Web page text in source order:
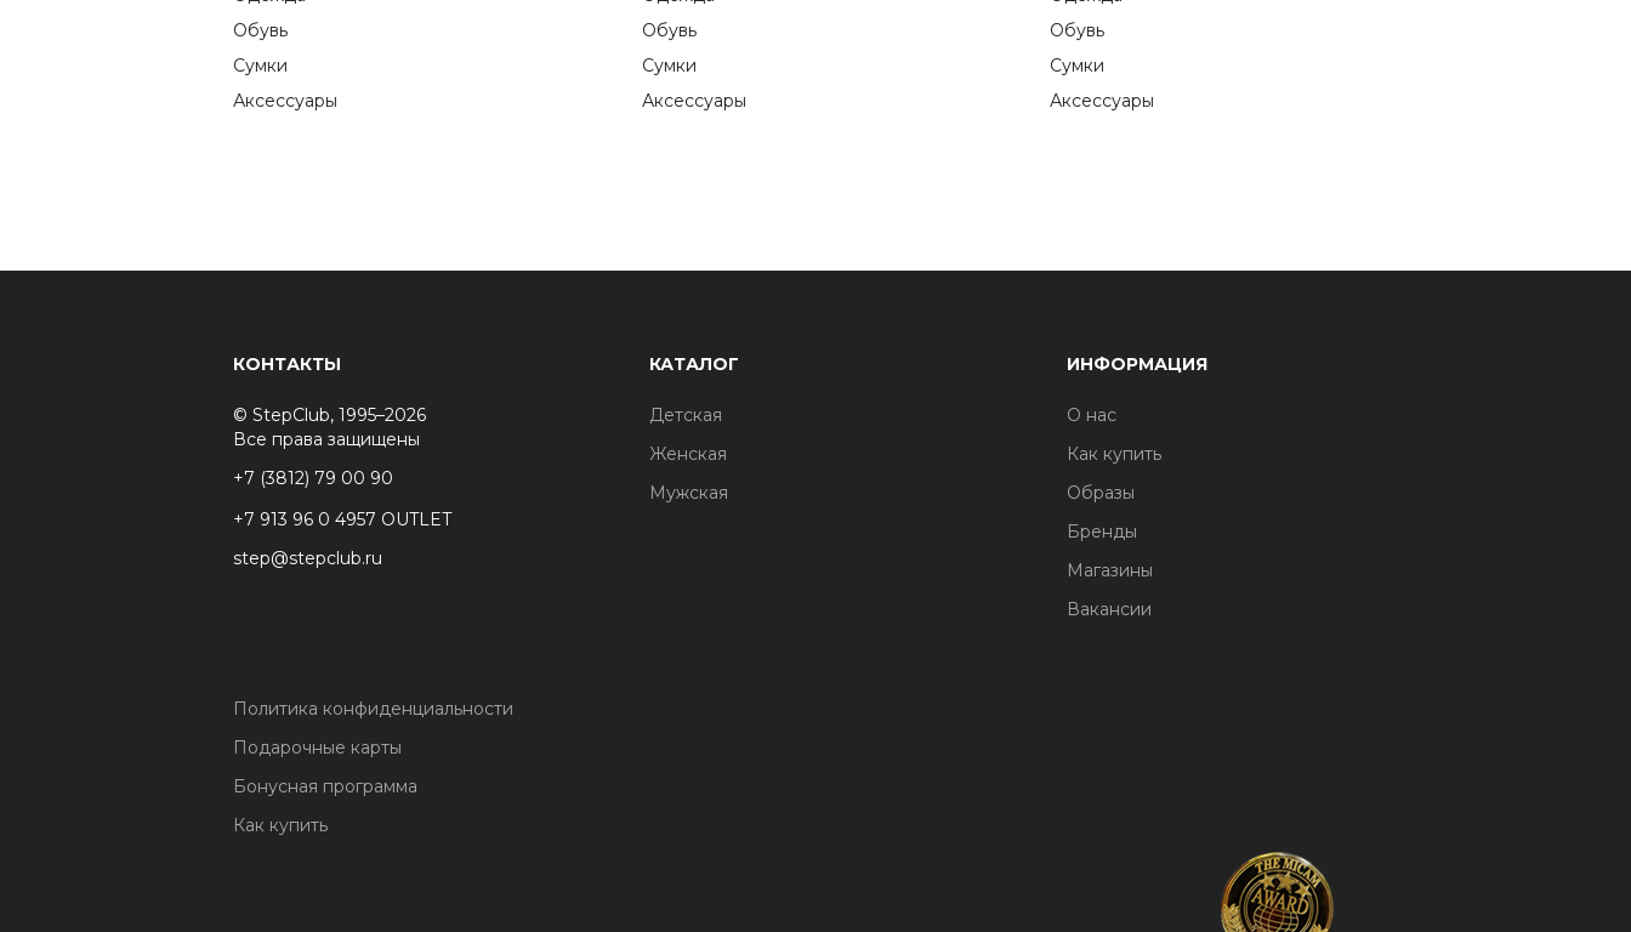
Обувь
Сумки
Аксессуары
Обувь
Сумки
Аксессуары
Обувь
Сумки
Аксессуары
КОНТАКТЫ
© StepClub, 1995–2026
Все права защищены
+7 (3812) 79 00 90
+7 913 96 0 4957 OUTLET
step@stepclub.ru
КАТАЛОГ
Детская
Женская
Мужская
ИНФОРМАЦИЯ
О нас
Как купить
Образы
Бренды
Магазины
Вакансии
Политика конфиденциальности
Подарочные карты
Бонусная программа
Как купить